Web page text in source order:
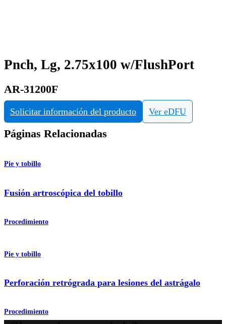
Pnch, Lg, 2.75x100 w/FlushPort
AR-31200F
Solicitar información del producto Ver eDFU
Páginas Relacionadas
Pie y tobillo
Fusión artroscópica del tobillo
Procedimiento
Pie y tobillo
Perforación retrógrada para lesiones del astrágalo
Procedimiento